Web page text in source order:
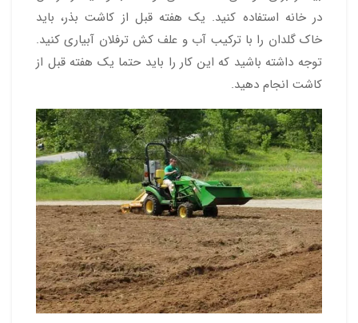
در خانه استفاده کنید. یک هفته قبل از کاشت بذر، باید
خاک گلدان را با ترکیب آب و علف کش ترفلان آبیاری کنید.
توجه داشته باشید که این کار را باید حتما یک هفته قبل از
کاشت انجام دهید.